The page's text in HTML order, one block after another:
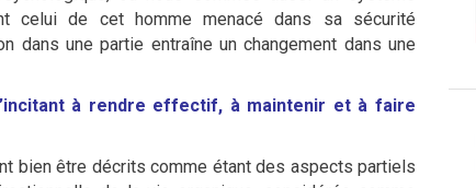
celui de cet homme menacé dans sa sécurité
dans une partie entraîne un changement dans une
à rendre effectif, à maintenir et à faire
bien être décrits comme étant des aspects partiels